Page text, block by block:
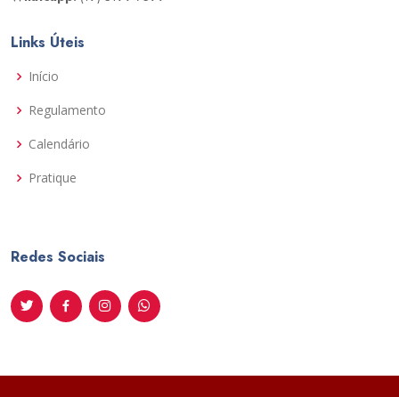
Links Úteis
Início
Regulamento
Calendário
Pratique
Redes Sociais